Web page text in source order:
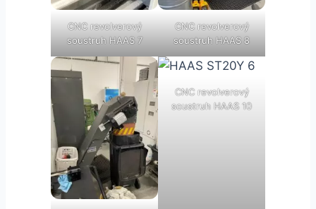
CNC revolverový
soustruh HAAS 7
CNC revolverový
soustruh HAAS 8
CNC revolverový
soustruh HAAS 10